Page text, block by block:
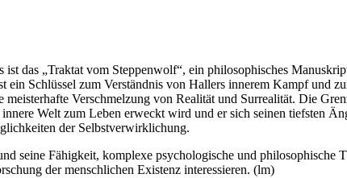
ist das „Traktat vom Steppenwolf“, ein philosophisches
ein Schlüssel zum Verständnis von Hallers innerem Kampf und
meisterhafte Verschmelzung von Realität und Surrealität. Die
Welt zum Leben erweckt wird und er sich seinen tiefsten
der Selbstverwirklichung.
seine Fähigkeit, komplexe psychologische und
der menschlichen Existenz interessieren. (lm)